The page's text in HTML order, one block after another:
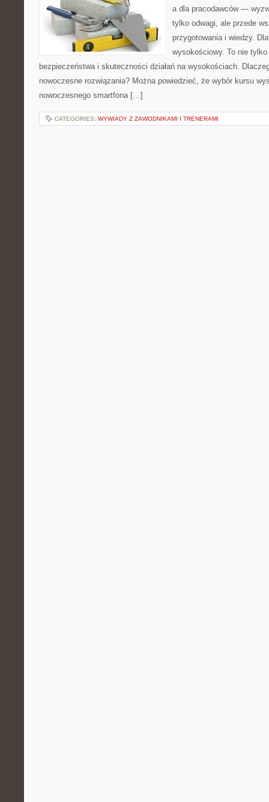
a dla pracodawców —
tylko odwagi, ale przede
przygotowania i wiedzy.
wysokościowy. To nie
bezpieczeństwa i skuteczności działań na wysokościach.
nowoczesne rozwiązania? Można powiedzieć, że wybór kursu
nowoczesnego smartfona […]
CATEGORIES: WYWIADY Z ZAWODNIKAMI I TRENERAMI